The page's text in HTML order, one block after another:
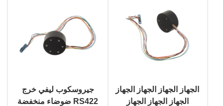
الجهاز الجهاز الجهاز الجهاز
الجهاز الجهاز الجهاز
جيروسكوب ليفي خرج
RS422 ضوضاء منخفضة